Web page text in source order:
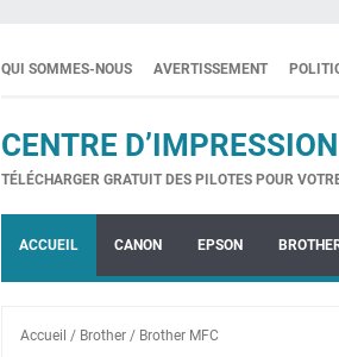
QUI SOMMES-NOUS AVERTISSEMENT
CENTRE D’IMPRESSION
TÉLÉCHARGER GRATUIT DES PILOTES POUR
ACCUEIL CANON EPSON
Accueil / Brother / Brother MFC